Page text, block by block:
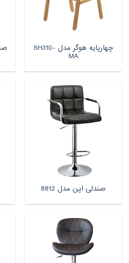
چهارپایه هوگر مدل SH310-
MA
صندلی اپن مدل 8812